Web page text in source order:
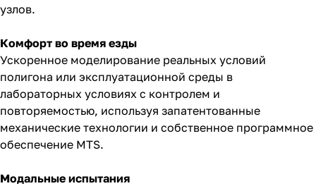
узлов.
Комфорт во время езды
Ускоренное моделирование реальных условий
полигона или эксплуатационной среды в
лабораторных условиях с контролем и
повторяемостью, используя запатентованные
механические технологии и собственное программное
обеспечение MTS.
Модальные испытания